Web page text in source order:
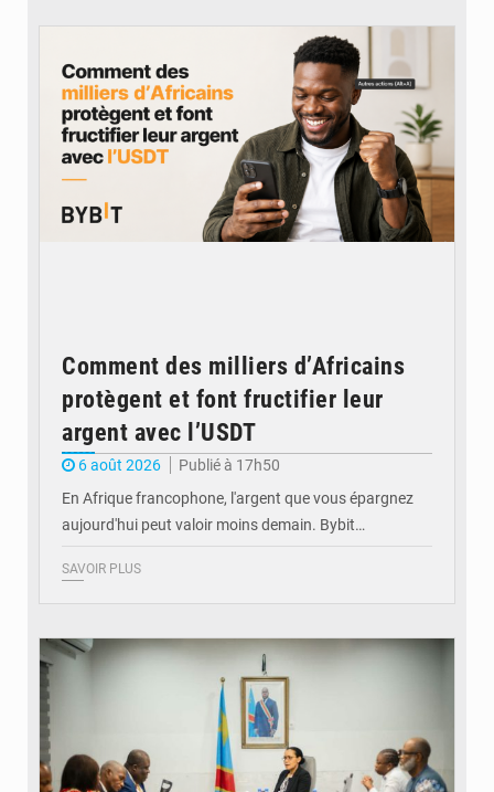
Comment des milliers d’Africains
protègent et font fructifier leur
argent avec l’USDT
6 août 2026
Publié à 17h50
En Afrique francophone, l'argent que vous épargnez
aujourd'hui peut valoir moins demain. Bybit…
SAVOIR PLUS